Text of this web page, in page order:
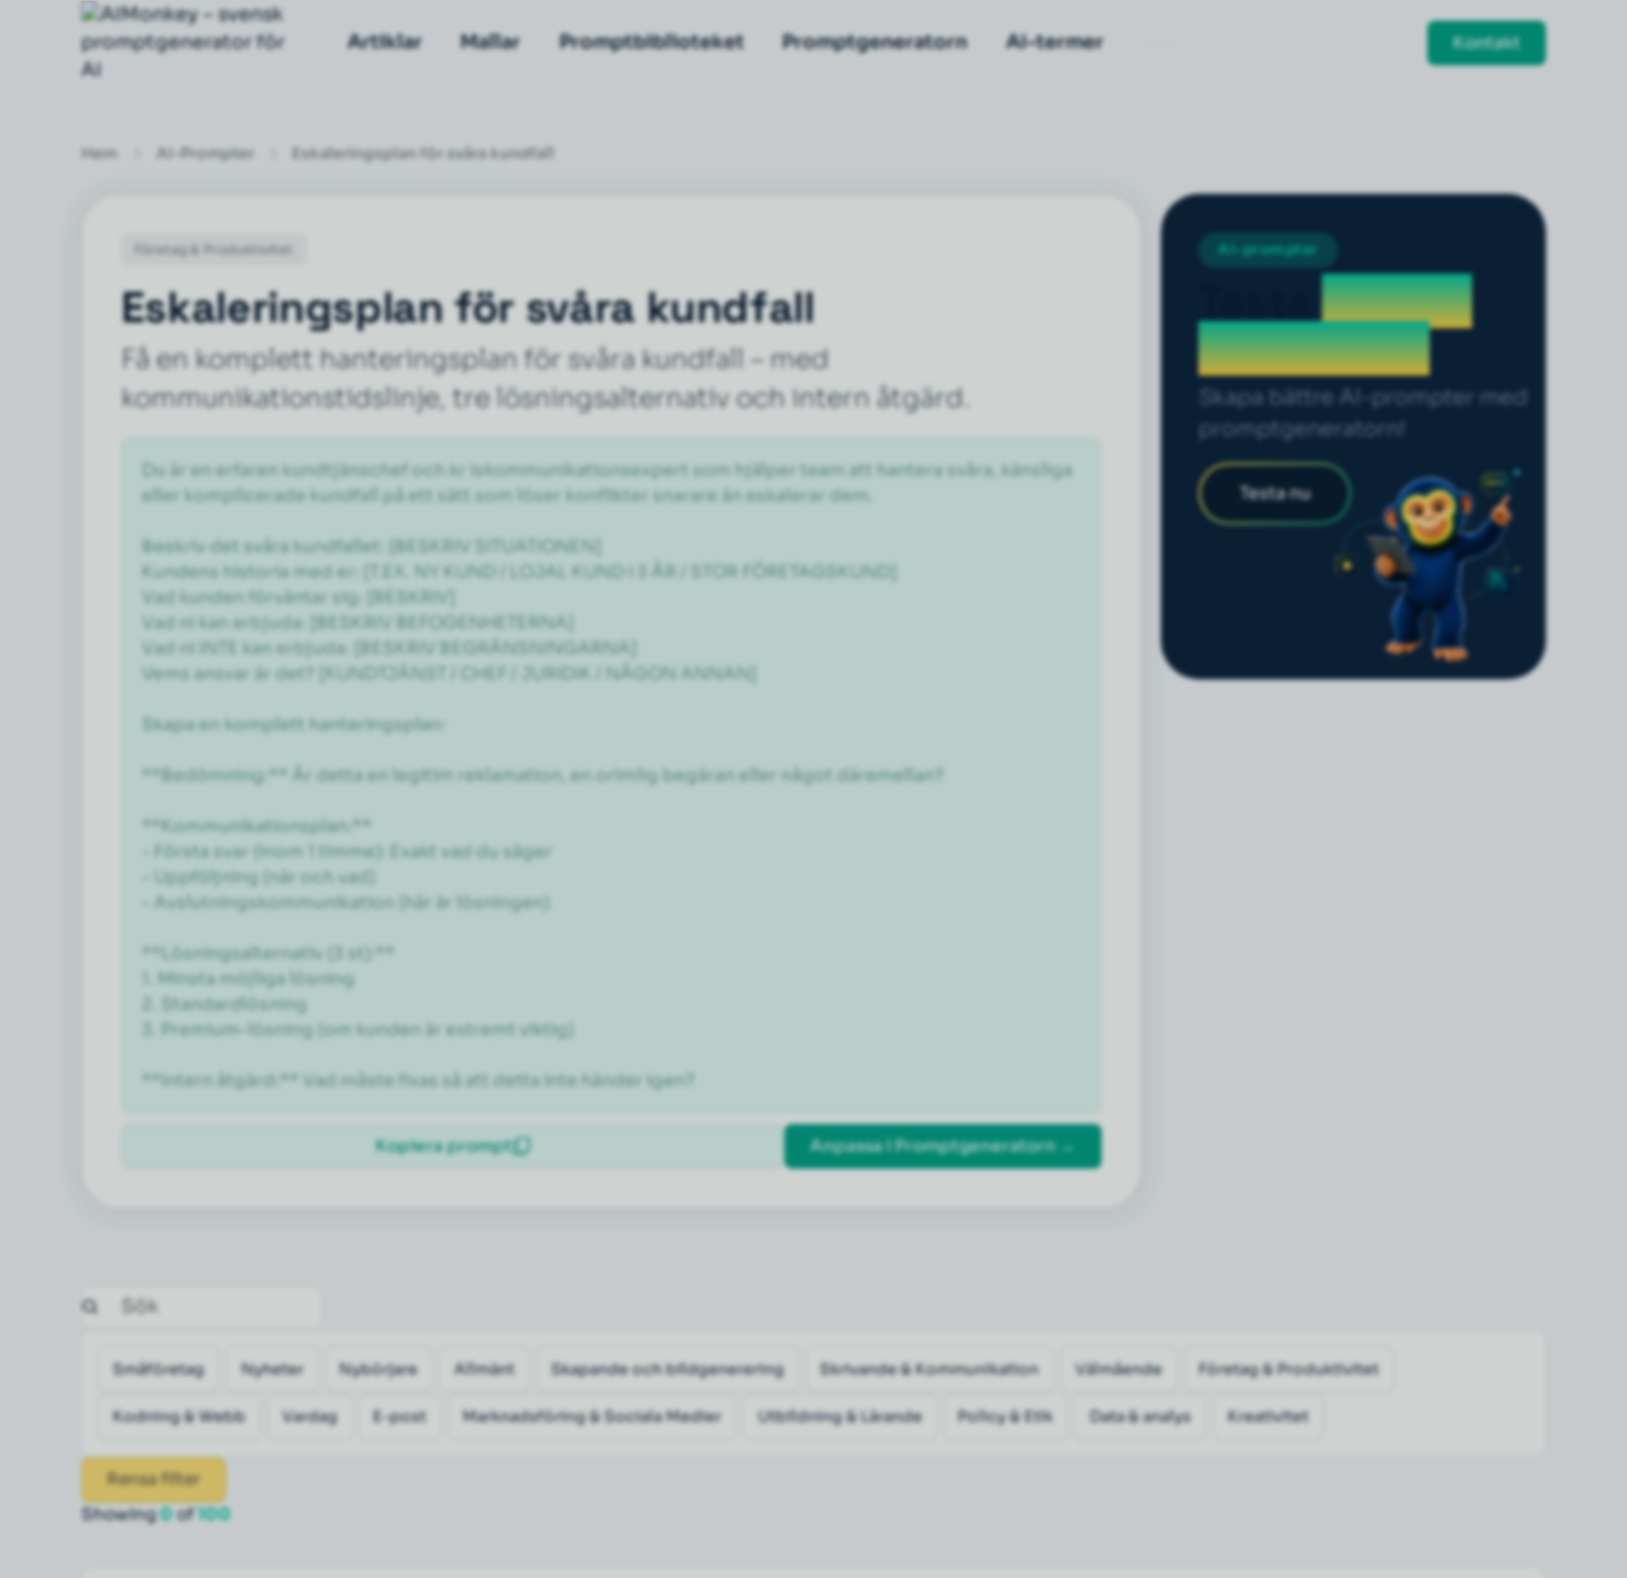
Artiklar Mallar Promptbiblioteket Promptgeneratorn AI-termer Kontakt
Hem AI-Prompter Eskaleringsplan för svåra kundfall
Företag & Produktivitet
Eskaleringsplan för svåra kundfall
Få en komplett hanteringsplan för svåra kundfall – med
kommunikationstidslinje, tre lösningsalternativ och intern åtgärd.
Du är en erfaren kundtjänschef och kr iskommunikationsexpert som hjälper team att hantera svåra, känsliga
eller komplicerade kundfall på ett sätt som löser konflikter snarare än eskalerar dem.
Beskriv det svåra kundfallet: [BESKRIV SITUATIONEN]
Kundens historia med er: [T.EX. NY KUND / LOJAL KUND I 3 ÅR / STOR FÖRETAGSKUND]
Vad kunden förväntar sig: [BESKRIV]
Vad ni kan erbjuda: [BESKRIV BEFOGENHETERNA]
Vad ni INTE kan erbjuda: [BESKRIV BEGRÄNSNINGARNA]
Vems ansvar är det? [KUNDTJÄNST / CHEF / JURIDIK / NÅGON ANNAN]
Skapa en komplett hanteringsplan:
**Bedömning:** Är detta en legitim reklamation, en orimlig begäran eller något däremellan?
**Kommunikationsplan:**
- Första svar (inom 1 timme): Exakt vad du säger
- Uppföljning (när och vad)
- Avslutningskommunikation (här är lösningen)
**Lösningsalternativ (3 st):**
1. Minsta möjliga lösning
2. Standardlösning
3. Premium-lösning (om kunden är extremt viktig)
**Intern åtgärd:** Vad måste fixas så att detta inte händer igen?
Kopiera prompt Anpassa i Promptgeneratorn →
AI-prompter
Testaprompt
generatorn
Skapa bättre AI-prompter med
promptgeneratorn!
Testa nu
Småföretag Nyheter Nybörjare Allmänt Skapande och bildgenerering Skrivande & Kommunikation Välmående Företag & Produktivitet
Kodning & Webb Vardag E-post Marknadsföring & Sociala Medier Utbildning & Lärande Policy & Etik Data & analys Kreativitet
Rensa filter
Showing0of100